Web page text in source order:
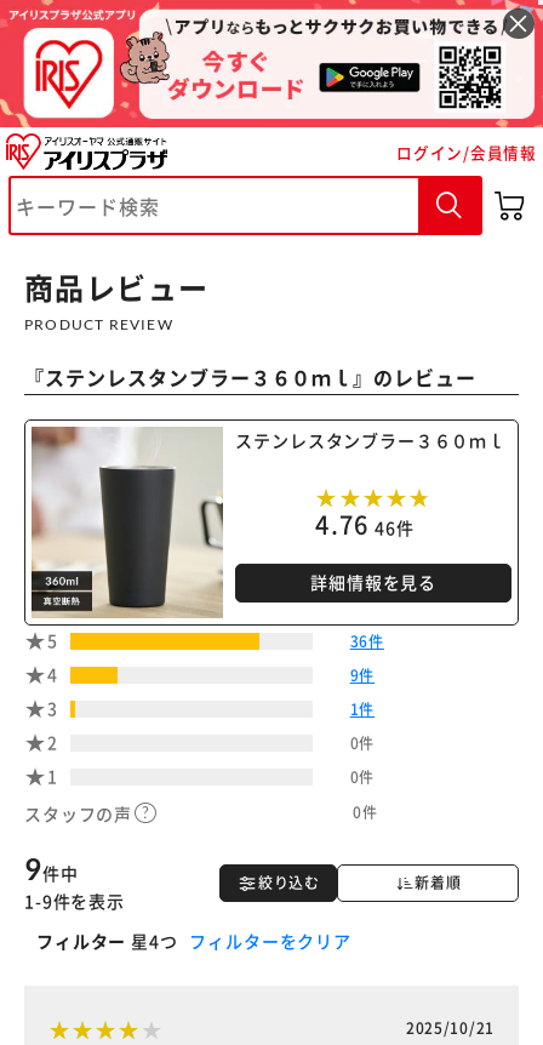
ログイン/会員情報
商品レビュー
PRODUCT REVIEW
『ステンレスタンブラー３６０ｍｌ』のレビュー
ステンレスタンブラー３６０ｍｌ
4.76 46件
詳細情報を見る
5 36件
4 9件
3 1件
2 0件
1 0件
スタッフの声 0件
絞り込む 新着順
9件中
1-9件を表示
フィルター 星4つ フィルターをクリア
2025/10/21
※ご確認ください